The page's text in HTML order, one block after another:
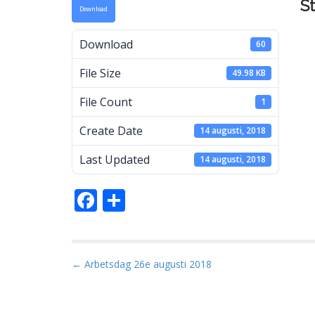
M
a
Download
Download 60
File Size 49.98 KB
File Count 1
Create Date 14 augusti, 2018
Last Updated 14 augusti, 2018
F
b
P
← Arbetsdag 26e augusti 2018